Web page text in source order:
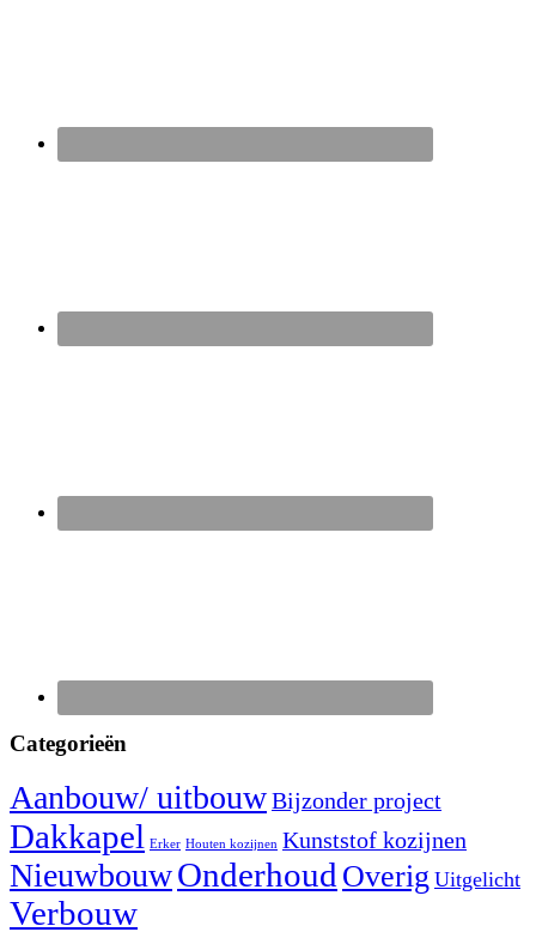
Categorieën
Aanbouw/ uitbouwBijzonder project
Dakkapel Erker Houten kozijnen Kunststof kozijnen
NieuwbouwOnderhoud Overig Uitgelicht
Verbouw